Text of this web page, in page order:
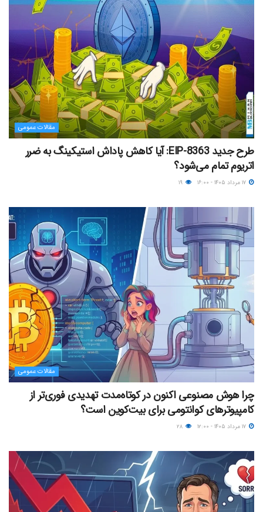
مقالات عمومی
طرح جدید EIP-8363: آیا کاهش پاداش استیکینگ به ضرر
اتریوم تمام می‌شود؟
مقالات عمومی
چرا هوش مصنوعی اکنون در کوتاه‌مدت تهدیدی فوری‌تر از
کامپیوترهای کوانتومی برای بیت‌کوین است؟